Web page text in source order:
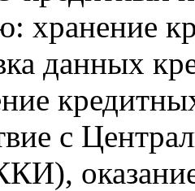
хранение
данных
с